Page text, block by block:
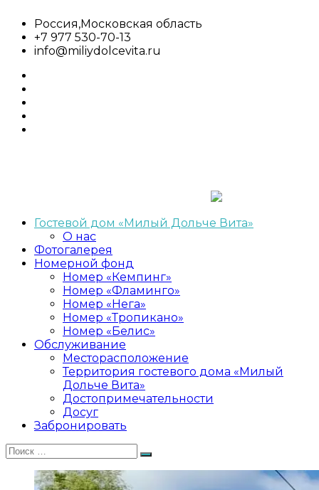
содержимому
Россия,Московская область
+7 977 530-70-13
info@miliydolcevita.ru
Милый
Дольче
Вита
Гостевой
дом,сдача
номеров,аренда
Гостевой дом «Милый Дольче Вита»
О нас
Фотогалерея
Номерной фонд
Номер «Кемпинг»
Номер «Фламинго»
Номер «Нега»
Номер «Тропикано»
Номер «Белис»
Обслуживание
Месторасположение
Территория гостевого дома «Милый
Дольче Вита»
Достопримечательности
Досуг
Забронировать
Искать:
Поиск